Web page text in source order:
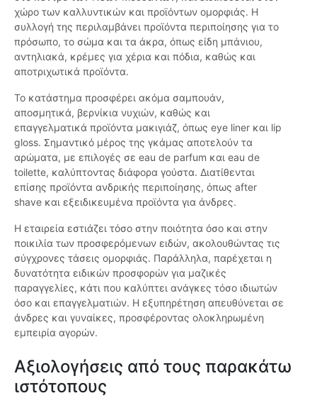
χώρο των καλλυντικών και προϊόντων ομορφιάς. Η
συλλογή της περιλαμβάνει προϊόντα περιποίησης για το
πρόσωπο, το σώμα και τα άκρα, όπως είδη μπάνιου,
αντηλιακά, κρέμες για χέρια και πόδια, καθώς και
αποτριχωτικά προϊόντα.
Το κατάστημα προσφέρει ακόμα σαμπουάν,
αποσμητικά, βερνίκια νυχιών, καθώς και
επαγγελματικά προϊόντα μακιγιάζ, όπως eye liner και lip
gloss. Σημαντικό μέρος της γκάμας αποτελούν τα
αρώματα, με επιλογές σε eau de parfum και eau de
toilette, καλύπτοντας διάφορα γούστα. Διατίθενται
επίσης προϊόντα ανδρικής περιποίησης, όπως after
shave και εξειδικευμένα προϊόντα για άνδρες.
Η εταιρεία εστιάζει τόσο στην ποιότητα όσο και στην
ποικιλία των προσφερόμενων ειδών, ακολουθώντας τις
σύγχρονες τάσεις ομορφιάς. Παράλληλα, παρέχεται η
δυνατότητα ειδικών προσφορών για μαζικές
παραγγελίες, κάτι που καλύπτει ανάγκες τόσο ιδιωτών
όσο και επαγγελματιών. Η εξυπηρέτηση απευθύνεται σε
άνδρες και γυναίκες, προσφέροντας ολοκληρωμένη
εμπειρία αγορών.
Αξιολογήσεις από τους παρακάτω
ιστότοπους